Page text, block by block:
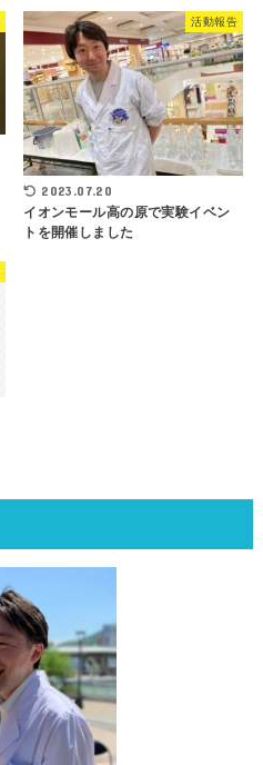
活動報告
2023.07.20
イオンモール高の原で実験イベン
トを開催しました